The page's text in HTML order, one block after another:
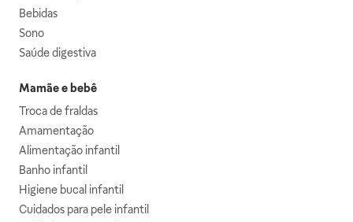
Bebidas
Sono
Saúde digestiva
Mamãe e bebê
Troca de fraldas
Amamentação
Alimentação infantil
Banho infantil
Higiene bucal infantil
Cuidados para pele infantil